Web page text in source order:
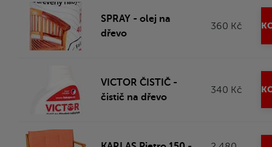
SPRAY - olej na
dřevo
360 Kč
VICTOR ČISTIČ -
čistič na dřevo
340 Kč